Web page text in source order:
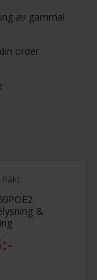
av gammal
order
fläkt
&